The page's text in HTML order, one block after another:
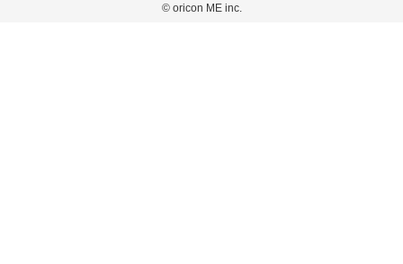
弊社の見解・ 意見ではないことをご理解いただいた上でご覧ください。
このサイトでは Cookie を使用して、ユーザーに合わせたコンテンツや広告の表示、ソー
© oricon ME inc.